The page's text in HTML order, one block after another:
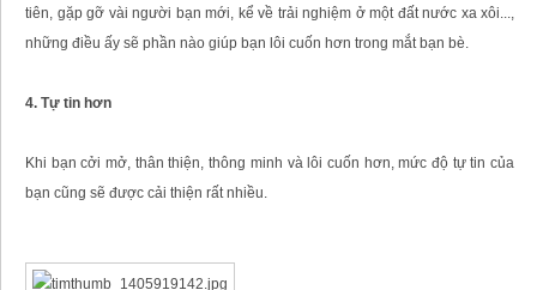
tiên, gặp gỡ vài người bạn mới, kể về trải nghiệm ở một đất nước xa xôi...,
những điều ấy sẽ phần nào giúp bạn lôi cuốn hơn trong mắt bạn bè.
4. Tự tin hơn
Khi bạn cởi mở, thân thiện, thông minh và lôi cuốn hơn, mức độ tự tin của
bạn cũng sẽ được cải thiện rất nhiều.